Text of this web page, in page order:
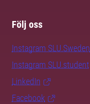
Följ oss
Instagram SLU.Sweden
Instagram SLU.student
LinkedIn
Facebook